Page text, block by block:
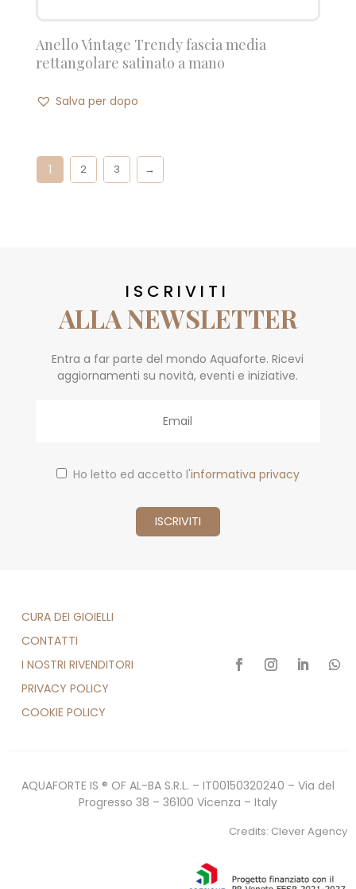
Anello Vintage Trendy fascia media
rettangolare satinato a mano
Salva per dopo
1 2 3 →
ISCRIVITI
ALLA NEWSLETTER
Entra a far parte del mondo Aquaforte. Ricevi
aggiornamenti su novità, eventi e iniziative.
Ho letto ed accetto l'informativa privacy
CURA DEI GIOIELLI
CONTATTI
I NOSTRI RIVENDITORI
PRIVACY POLICY
COOKIE POLICY
AQUAFORTE IS ® OF AL-BA S.R.L. – IT00150320240 – Via del
Progresso 38 – 36100 Vicenza – Italy
Credits: Clever Agency